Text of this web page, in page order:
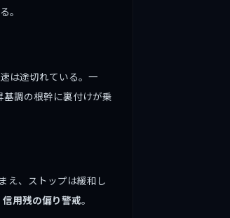
。
は途切れている。一
調の根幹に裏付けが乗
え、ストップは緩和し
信用残の偏り警戒。